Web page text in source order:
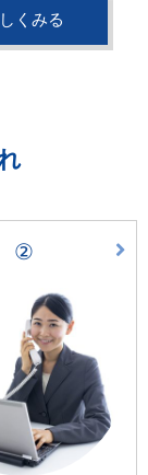
くみる
②